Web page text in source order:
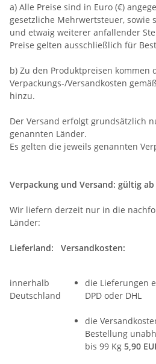
a) Alle Preise sind in Euro (€)
gesetzliche Mehrwertsteuer, sowie
und etwaig weiterer anfallender
Preise gelten ausschließlich für
b) Zu den Produktpreisen kommen
Verpackungs-/Versandkosten
hinzu.
Der Versand erfolgt grundsätzlich
genannten Länder.
Es gelten die jeweils genannten
Verpackung und Versand: gültig ab
Wir liefern derzeit nur in die
Länder:
Lieferland: Versandkosten:
innerhalb
Deutschland
die Lieferungen
DPD oder DHL
die
Bestellung
bis 99 Kg 5,90